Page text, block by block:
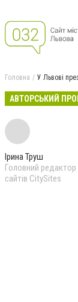
Головна У Львові
АВТОРСЬКИЙ
Ірина Труш
Головний редактор
сайтів CitySites